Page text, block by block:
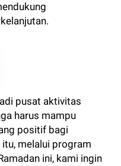
pusat aktivitas
harus mampu
positif bagi
melalui program
ini, kami ingin